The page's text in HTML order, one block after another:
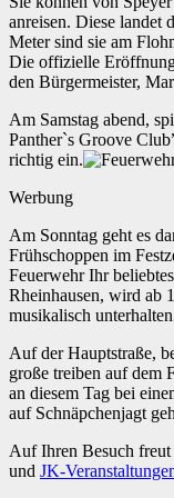
anreisen. Diese landet
Meter sind sie am
Die offizielle
den Bürgermeister,
Am Samstag abend,
Panther`s Groove
richtig ein.
Werbung
Am Sonntag geht es
Frühschoppen im
Feuerwehr Ihr
Rheinhausen, wird ab
musikalisch
Auf der Hauptstraße,
große treiben auf dem
an diesem Tag bei
auf Schnäpchenjagt
Auf Ihren Besuch freut
und JK-